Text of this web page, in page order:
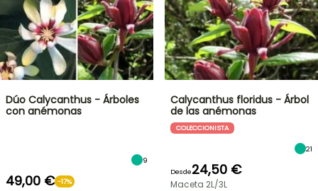
Dúo Calycanthus - Árboles
con anémonas
9
49,00 € -17%
Calycanthus floridus - Árbol
de las anémonas
COLECCIONISTA
21
Desde24,50 €
Maceta 2L/3L